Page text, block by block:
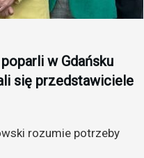
w Gdańsku
się przedstawiciele
rozumie potrzeby